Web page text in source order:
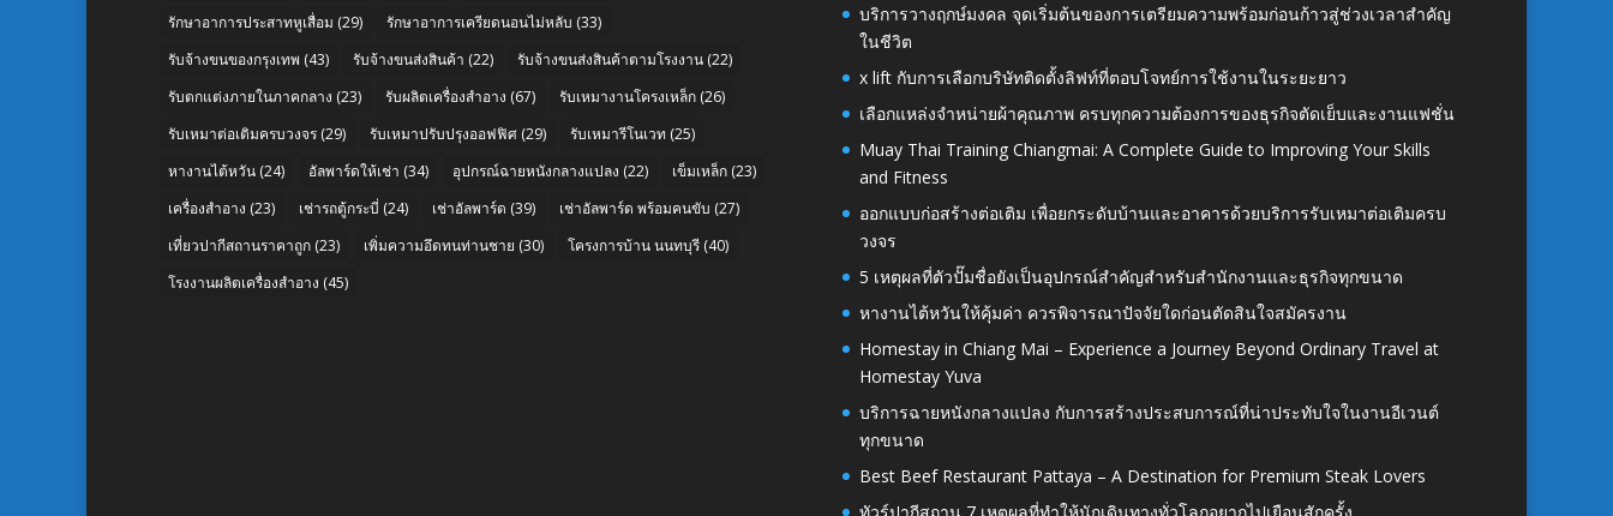
รักษาอาการประสาทหูเสื่อม (29) รักษาอาการเครียดนอนไม่หลับ (33)
รับจ้างขนของกรุงเทพ (43) รับจ้างขนส่งสินค้า (22) รับจ้างขนส่งสินค้าตามโรงงาน (22)
รับตกแต่งภายในภาคกลาง (23) รับผลิตเครื่องสำอาง (67) รับเหมางานโครงเหล็ก (26)
รับเหมาต่อเติมครบวงจร (29) รับเหมาปรับปรุงออฟฟิศ (29) รับเหมารีโนเวท (25)
หางานไต้หวัน (24) อัลพาร์ดให้เช่า (34) อุปกรณ์ฉายหนังกลางแปลง (22) เข็มเหล็ก (23)
เครื่องสำอาง (23) เช่ารถตู้กระบี่ (24) เช่าอัลพาร์ด (39) เช่าอัลพาร์ด พร้อมคนขับ (27)
เที่ยวปากีสถานราคาถูก (23) เพิ่มความอึดทนท่านชาย (30) โครงการบ้าน นนทบุรี (40)
โรงงานผลิตเครื่องสำอาง (45)
บริการวางฤกษ์มงคล จุดเริ่มต้นของการเตรียมความพร้อมก่อนก้าวสู่ช่วงเวลาสำคัญ
ในชีวิต
x lift กับการเลือกบริษัทติดตั้งลิฟท์ที่ตอบโจทย์การใช้งานในระยะยาว
เลือกแหล่งจำหน่ายผ้าคุณภาพ ครบทุกความต้องการของธุรกิจตัดเย็บและงานแฟชั่น
Muay Thai Training Chiangmai: A Complete Guide to Improving Your Skills
and Fitness
ออกแบบก่อสร้างต่อเติม เพื่อยกระดับบ้านและอาคารด้วยบริการรับเหมาต่อเติมครบ
วงจร
5 เหตุผลที่ตัวปั๊มชื่อยังเป็นอุปกรณ์สำคัญสำหรับสำนักงานและธุรกิจทุกขนาด
หางานไต้หวันให้คุ้มค่า ควรพิจารณาปัจจัยใดก่อนตัดสินใจสมัครงาน
Homestay in Chiang Mai – Experience a Journey Beyond Ordinary Travel at
Homestay Yuva
บริการฉายหนังกลางแปลง กับการสร้างประสบการณ์ที่น่าประทับใจในงานอีเวนต์
ทุกขนาด
Best Beef Restaurant Pattaya – A Destination for Premium Steak Lovers